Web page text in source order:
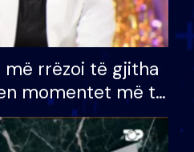
më rrëzoi të gjitha
momentet më të
e BB VIP: Do më
kur…